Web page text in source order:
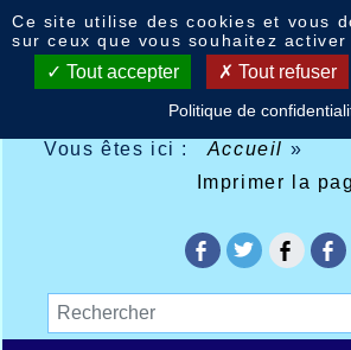
Vous êtes ici : Accueil »
Imprimer la
Ce site utilise des cookies et vous
sur ceux que vous souhaitez activer
Tout accepter Tout refuser
Politique de